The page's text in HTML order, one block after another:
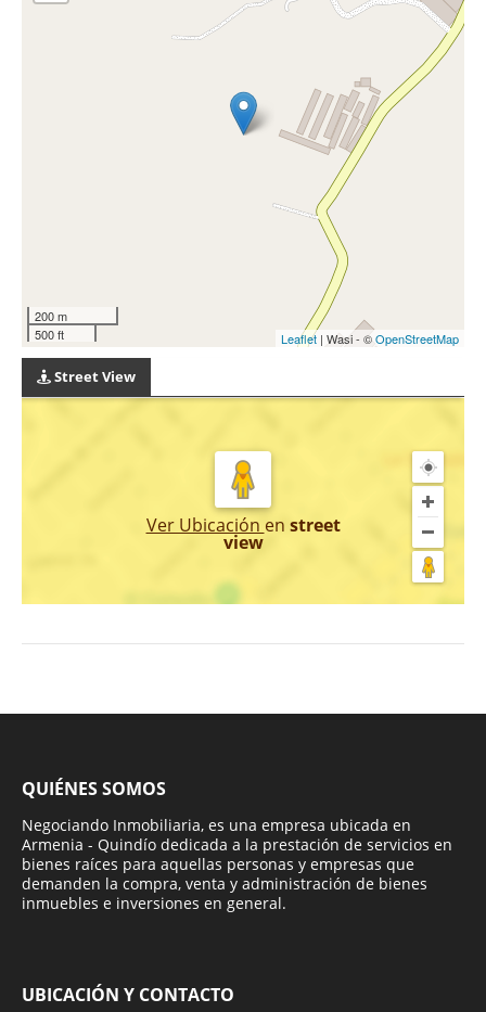
200 m
500 ft
Leaflet | Wasi - ©OpenStreetMap
Street View
Ver Ubicación en street
view
QUIÉNES SOMOS
Negociando Inmobiliaria, es una empresa ubicada en
Armenia - Quindío dedicada a la prestación de servicios en
bienes raíces para aquellas personas y empresas que
demanden la compra, venta y administración de bienes
inmuebles e inversiones en general.
UBICACIÓN Y CONTACTO